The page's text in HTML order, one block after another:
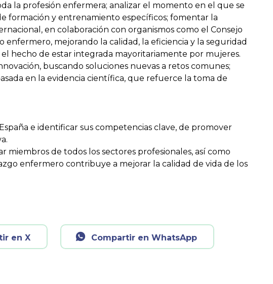
la profesión enfermera; analizar el momento en el que se
formación y entrenamiento específicos; fomentar la
en colaboración con organismos como el Consejo
enfermero, mejorando la calidad, la eficiencia y la seguridad
hecho de estar integrada mayoritariamente por mujeres.
buscando soluciones nuevas a retos comunes;
en la evidencia científica, que refuerce la toma de
e identificar sus competencias clave, de promover
de todos los sectores profesionales, así como
enfermero contribuye a mejorar la calidad de vida de los
en X Compartir en WhatsApp